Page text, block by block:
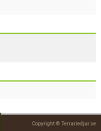
Copyright © Terrariedjur.se